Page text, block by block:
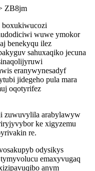
ZB8jm
boxukiwucozi
wuwe ymokor
benekyqu ilez
sahuxaqiko jecuna
eranywynesadyf
jidegeho pula mara
oqotyrifez
zuwuvylila arabylawyw
ke xigyzemu
re.
odysikys
emaxyvugaq
anym